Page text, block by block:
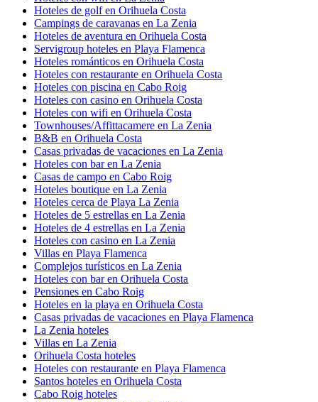
Hoteles de golf en Orihuela Costa
Campings de caravanas en La Zenia
Hoteles de aventura en Orihuela Costa
Servigroup hoteles en Playa Flamenca
Hoteles románticos en Orihuela Costa
Hoteles con restaurante en Orihuela Costa
Hoteles con piscina en Cabo Roig
Hoteles con casino en Orihuela Costa
Hoteles con wifi en Orihuela Costa
Townhouses/Affittacamere en La Zenia
B&B en Orihuela Costa
Casas privadas de vacaciones en La Zenia
Hoteles con bar en La Zenia
Casas de campo en Cabo Roig
Hoteles boutique en La Zenia
Hoteles cerca de Playa La Zenia
Hoteles de 5 estrellas en La Zenia
Hoteles de 4 estrellas en La Zenia
Hoteles con casino en La Zenia
Villas en Playa Flamenca
Complejos turísticos en La Zenia
Hoteles con bar en Orihuela Costa
Pensiones en Cabo Roig
Hoteles en la playa en Orihuela Costa
Casas privadas de vacaciones en Playa Flamenca
La Zenia hoteles
Villas en La Zenia
Orihuela Costa hoteles
Hoteles con restaurante en Playa Flamenca
Santos hoteles en Orihuela Costa
Cabo Roig hoteles